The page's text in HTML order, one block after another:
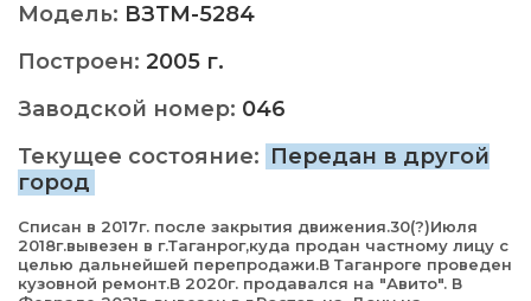
Модель: ВЗТМ-5284
Построен: 2005 г.
Заводской номер: 046
Текущее состояние: Передан в другой
город
Списан в 2017г. после закрытия движения.30(?)Июля
2018г.вывезен в г.Таганрог,куда продан частному лицу с
целью дальнейшей перепродажи.В Таганроге проведен
кузовной ремонт.В 2020г. продавался на "Авито". В